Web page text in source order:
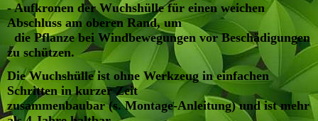
- Aufkronen der Wuchshülle für einen weichen
Abschluss am oberen Rand, um
die Pflanze bei Windbewegungen vor Beschädigungen
zu schützen.
Die Wuchshülle ist ohne Werkzeug in einfachen
Schritten in kurzer Zeit
zusammenbaubar (s. Montage-Anleitung) und ist mehr